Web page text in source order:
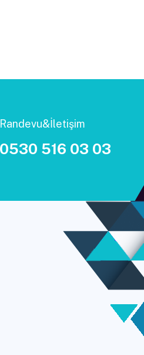
Randevu&İletişim
0530 516 03 03